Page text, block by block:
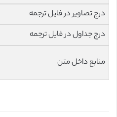
درج تصاویر در فایل ترجمه
درج جداول در فایل ترجمه
منابع داخل متن